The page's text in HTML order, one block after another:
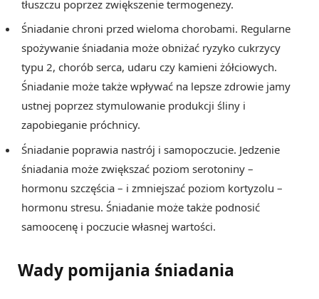
tłuszczu poprzez zwiększenie termogenezy.
Śniadanie chroni przed wieloma chorobami. Regularne
spożywanie śniadania może obniżać ryzyko cukrzycy
typu 2, chorób serca, udaru czy kamieni żółciowych.
Śniadanie może także wpływać na lepsze zdrowie jamy
ustnej poprzez stymulowanie produkcji śliny i
zapobieganie próchnicy.
Śniadanie poprawia nastrój i samopoczucie. Jedzenie
śniadania może zwiększać poziom serotoniny –
hormonu szczęścia – i zmniejszać poziom kortyzolu –
hormonu stresu. Śniadanie może także podnosić
samoocenę i poczucie własnej wartości.
Wady pomijania śniadania